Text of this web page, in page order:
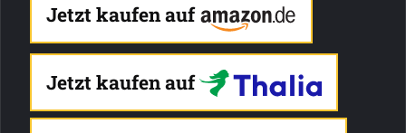
Jetzt kaufen auf
Jetzt kaufen auf